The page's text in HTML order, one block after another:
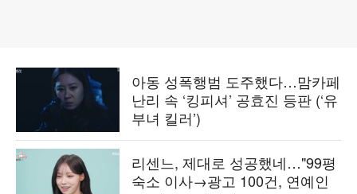
아동 성폭행범 도주했다…맘카페
난리 속 ‘킹피셔’ 공효진 등판 (‘유
부녀 킬러’)
리센느, 제대로 성공했네…"99평
숙소 이사→광고 100건, 연예인